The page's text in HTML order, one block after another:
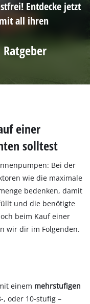
Entdecke jetzt
all ihren
einer
solltest
Bei der
wie die maximale
bedenken, damit
und die benötigte
beim Kauf einer
wir dir im Folgenden.
einem mehrstufigen
, oder 10-stufig –